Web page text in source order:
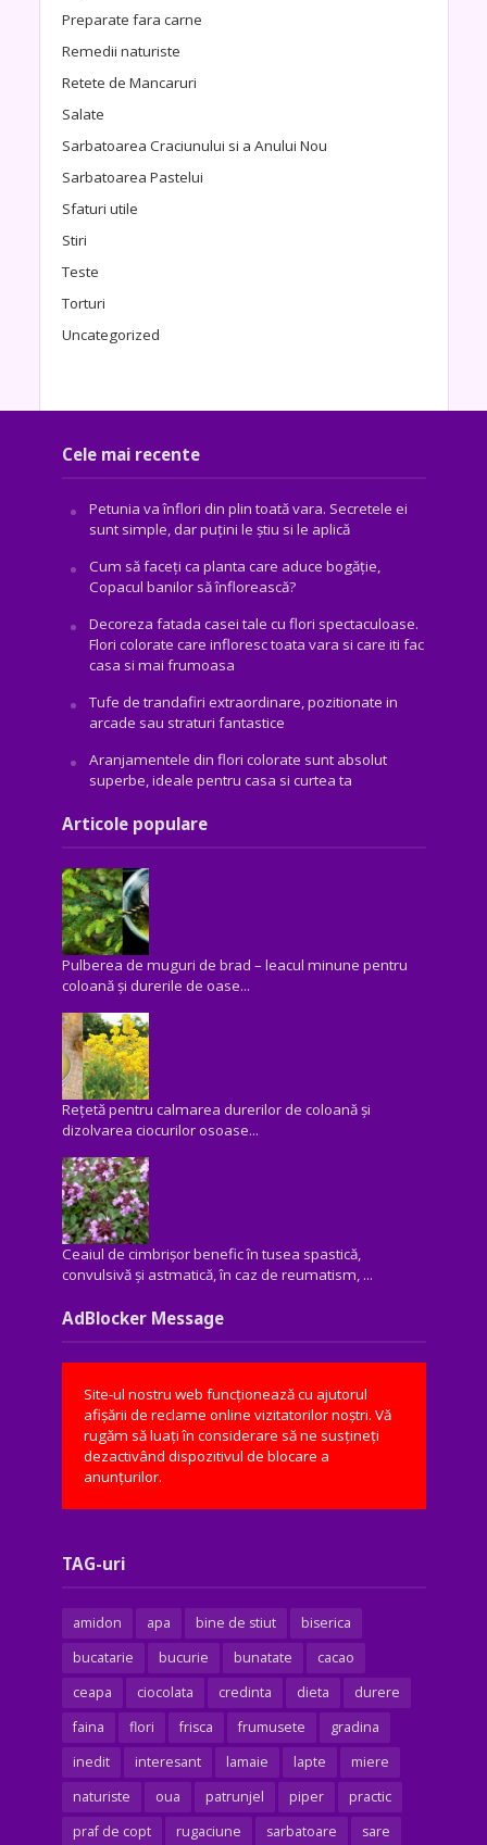
Preparate fara carne
Remedii naturiste
Retete de Mancaruri
Salate
Sarbatoarea Craciunului si a Anului Nou
Sarbatoarea Pastelui
Sfaturi utile
Stiri
Teste
Torturi
Uncategorized
Cele mai recente
Petunia va înflori din plin toată vara. Secretele ei
sunt simple, dar puțini le știu si le aplică
Cum să faceți ca planta care aduce bogăţie,
Copacul banilor să înflorească?
Decoreza fatada casei tale cu flori spectaculoase.
Flori colorate care infloresc toata vara si care iti fac
casa si mai frumoasa
Tufe de trandafiri extraordinare, pozitionate in
arcade sau straturi fantastice
Aranjamentele din flori colorate sunt absolut
superbe, ideale pentru casa si curtea ta
Articole populare
Pulberea de muguri de brad – leacul minune pentru
coloană și durerile de oase...
Rețetă pentru calmarea durerilor de coloană și
dizolvarea ciocurilor osoase...
Ceaiul de cimbrișor benefic în tusea spastică,
convulsivă şi astmatică, în caz de reumatism, ...
AdBlocker Message
Site-ul nostru web funcționează cu ajutorul
afișării de reclame online vizitatorilor noștri. Vă
rugăm să luați în considerare să ne susțineți
dezactivând dispozitivul de blocare a
anunțurilor.
TAG-uri
amidon apa bine de stiut
biserica
bucatarie
bucurie bunatate
cacao
ceapa
ciocolata credinta dieta
durere
faina
flori frisca frumusete
gradina
inedit
interesant lamaie lapte
miere
naturiste
oua patrunjel piper
practic
praf de copt
rugaciune sarbatoare sare